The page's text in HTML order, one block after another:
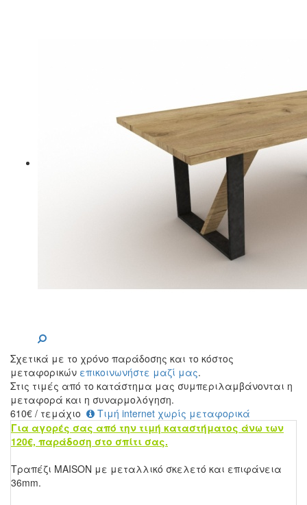
Σχετικά με το χρόνο παράδοσης και το κόστος
μεταφορικών επικοινωνήστε μαζί μας.
Στις τιμές από το κατάστημα μας συμπεριλαμβάνονται η
μεταφορά και η συναρμολόγηση.
610€ / τεμάχιο
Τιμή internet χωρίς μεταφορικά
Για αγορές σας από την τιμή καταστήματος άνω των
120€, παράδοση στο σπίτι σας.
Τραπέζι MAISON με μεταλλικό σκελετό και επιφάνεια
36mm.